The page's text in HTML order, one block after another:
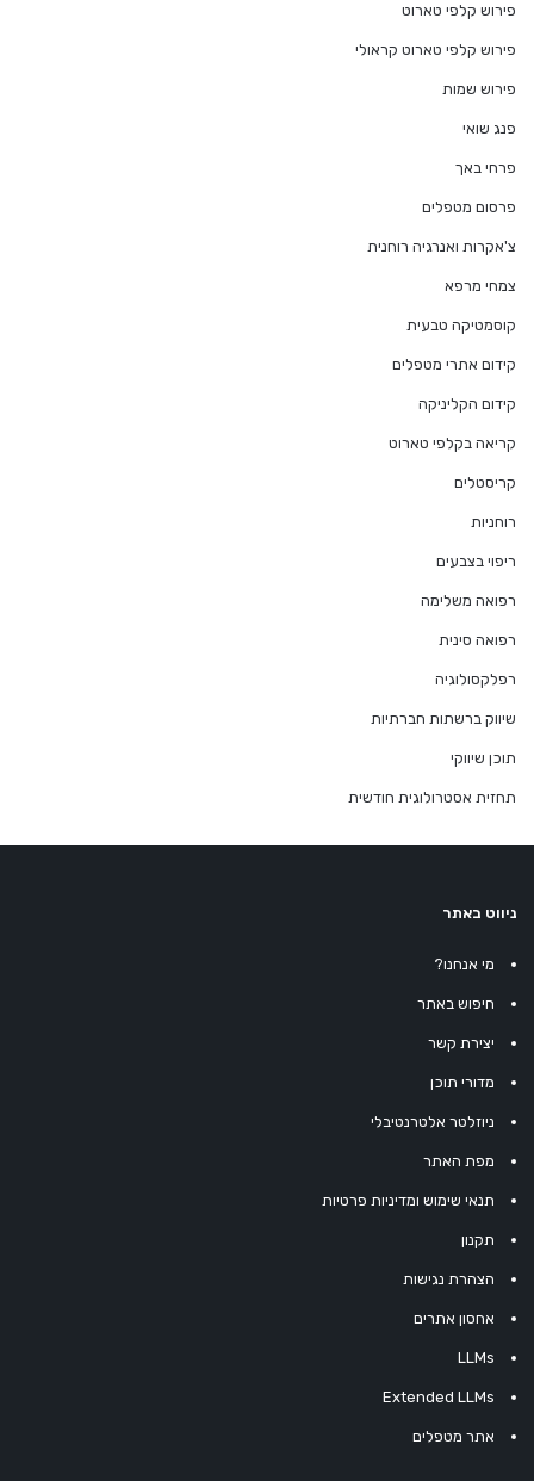
פירוש קלפי טארוט
פירוש קלפי טארוט קראולי
פירוש שמות
פנג שואי
פרחי באך
פרסום מטפלים
צ'אקרות ואנרגיה רוחנית
צמחי מרפא
קוסמטיקה טבעית
קידום אתרי מטפלים
קידום הקליניקה
קריאה בקלפי טארוט
קריסטלים
רוחניות
ריפוי בצבעים
רפואה משלימה
רפואה סינית
רפלקסולוגיה
שיווק ברשתות חברתיות
תוכן שיווקי
תחזית אסטרולוגית חודשית
ניווט באתר
מי אנחנו?
חיפוש באתר
יצירת קשר
מדורי תוכן
ניוזלטר אלטרנטיבלי
מפת האתר
תנאי שימוש ומדיניות פרטיות
תקנון
הצהרת נגישות
אחסון אתרים
LLMs
Extended LLMs
אתר מטפלים